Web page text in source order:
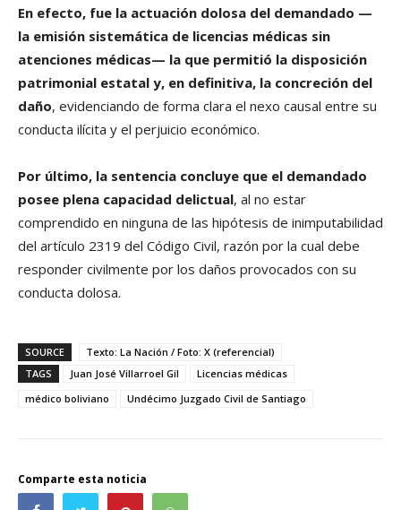
En efecto, fue la actuación dolosa del demandado —
la emisión sistemática de licencias médicas sin
atenciones médicas— la que permitió la disposición
patrimonial estatal y, en definitiva, la concreción del
daño, evidenciando de forma clara el nexo causal entre su
conducta ilícita y el perjuicio económico.
Por último, la sentencia concluye que el demandado
posee plena capacidad delictual, al no estar
comprendido en ninguna de las hipótesis de inimputabilidad
del artículo 2319 del Código Civil, razón por la cual debe
responder civilmente por los daños provocados con su
conducta dolosa.
SOURCE
Texto: La Nación / Foto: X (referencial)
TAGS
Juan José Villarroel Gil
Licencias médicas
médico boliviano
Undécimo Juzgado Civil de Santiago
Comparte esta noticia